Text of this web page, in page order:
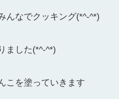
んなでクッキング(*^-^*)
ました(*^-^*)
こを塗っていきます